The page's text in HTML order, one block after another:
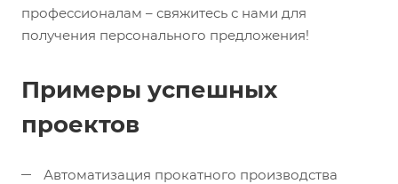
профессионалам – свяжитесь с нами для
получения персонального предложения!
Примеры успешных
проектов
Автоматизация прокатного производства